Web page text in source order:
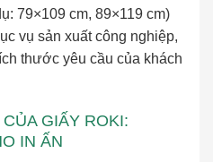
79×109 cm, 89×119 cm)
vụ sản xuất công nghiệp,
thước yêu cầu của khách
GIẤY ROKI:
IN ẤN